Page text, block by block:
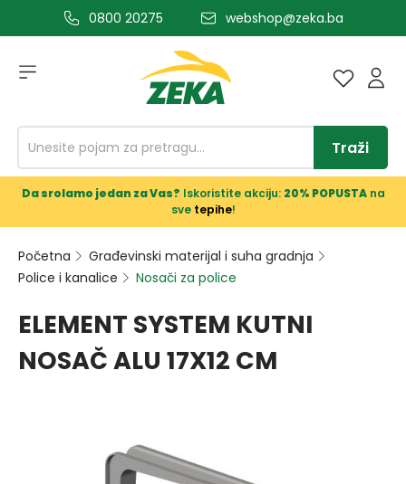
glavni sadržaj0800 20275 webshop@zeka.ba
Traži
Da srolamo jedan za Vas? Iskoristite akciju: 20% POPUSTAna
sve tepihe!
Početna
Građevinski materijal i suha gradnja
Police i kanalice
Nosači za police
ELEMENT SYSTEM KUTNI
NOSAČ ALU 17X12 CM